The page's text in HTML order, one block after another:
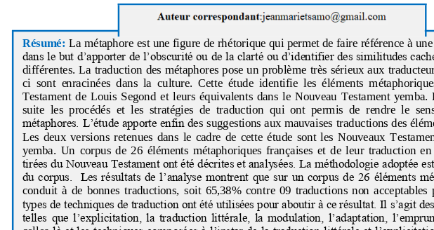
Résumé: La métaphore est une figure de rhétorique qui permet de faire référence à
dans le but d’apporter de l’obscurité ou de la clarté ou d’identifier des similitudes
différentes. La traduction des métaphores pose un problème très sérieux aux
ci  sont  enracinées  dans  la  culture.  Cette  étude  identifie  les  éléments
Testament  de  Louis  Segond  et  leurs  équivalents  dans  le  Nouveau  Testament  yemba.
suite  les  procédés  et  les  stratégies  de  traduction  qui  ont  permis  de  rendre  le
métaphores. L’étude apporte enfin des suggestions aux mauvaises traductions des
Les  deux  versions  retenues  dans  le  cadre  de  cette  étude  sont  les  Nouveaux
yemba.  Un  corpus  de  26  éléments  métaphoriques  françaises  et  de  leur  traduction
tirées du Nouveau Testament ont été décrites et analysées. La méthodologie adoptée
du corpus.  Les résultats de l’analyse montrent que sur un corpus de 26 éléments
conduit  à  de  bonnes  traductions, soit  65,38%  contre  09  traductions  non  acceptables
types de techniques de traduction ont été utilisées pour aboutir à ce résultat. Il s’agit
telles que l’explicitation, la traduction littérale, la modulation, l’adaptation,